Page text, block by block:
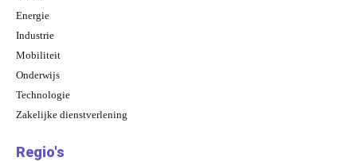
Energie
Industrie
Mobiliteit
Onderwijs
Technologie
Zakelijke dienstverlening
Regio's